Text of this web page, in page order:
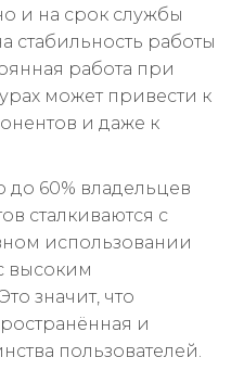
и на срок службы
стабильность работы
работа при
может привести к
и даже к
до 60% владельцев
сталкиваются с
использовании
высоким
значит, что
и
пользователей.